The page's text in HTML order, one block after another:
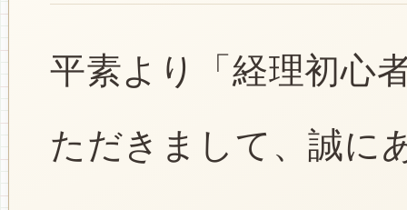
平素より「経理初心
ただきまして、誠に